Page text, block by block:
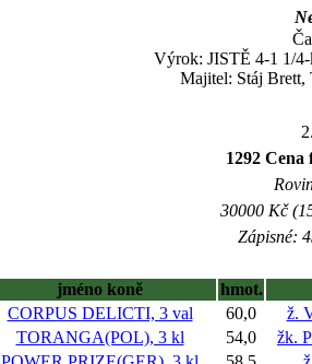
Výrok: JISTĚ 4-1 1/
Majitel: Stáj Brett,
1292
30000 Kč
Zápisné:
jméno koně
hmot.
CORPUS DELICTI, 3 val 60,0
ž.
TORANGA(POL), 3 kl 54,0
žk.